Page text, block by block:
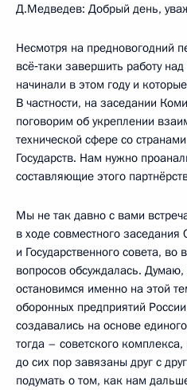
Д.Медведев: Добрый день,
Несмотря на предновогодний
всё‑таки завершить работу
начинали в этом году и
В частности, на заседании
поговорим об укреплении
технической сфере со
Государств. Нам нужно
составляющие этого
Мы не так давно с вами
в ходе совместного заседания
и Государственного совета, во
вопросов обсуждалась.
остановимся именно на этой
оборонных предприятий
создавались на основе
тогда – советского
до сих пор завязаны друг с
подумать о том, как нам